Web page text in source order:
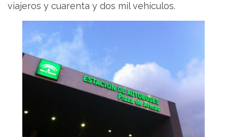
viajeros y cuarenta y dos mil vehículos.